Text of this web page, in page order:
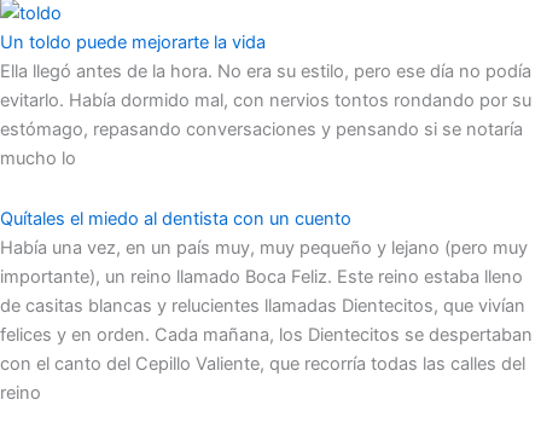
Un toldo puede mejorarte la vida
Ella llegó antes de la hora. No era su estilo, pero ese día no podía
evitarlo. Había dormido mal, con nervios tontos rondando por su
estómago, repasando conversaciones y pensando si se notaría
mucho lo
Quítales el miedo al dentista con un cuento
Había una vez, en un país muy, muy pequeño y lejano (pero muy
importante), un reino llamado Boca Feliz. Este reino estaba lleno
de casitas blancas y relucientes llamadas Dientecitos, que vivían
felices y en orden. Cada mañana, los Dientecitos se despertaban
con el canto del Cepillo Valiente, que recorría todas las calles del
reino